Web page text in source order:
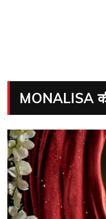
MONALISA